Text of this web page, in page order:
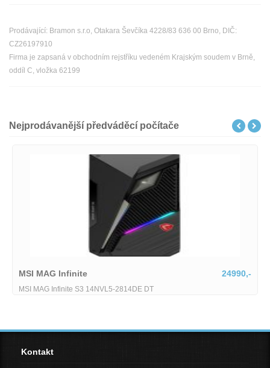
Prodávající: Bramon s.r.o, Otakara Ševčíka 4228/83 636 00 Brno, DIČ:
CZ26197910
Firma je zapsaná v obchodním rejstříku vedeném Krajským soudem v Brně,
oddíl C, vložka 62199
Nejprodávanější předváděcí počítače
MSI MAG Infinite 24990,-
MSI MAG Infinite S3 14NVL5-2814DE DT
Kontakt